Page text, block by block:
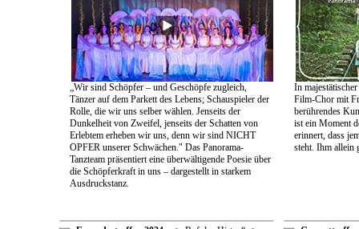
„Wir sind Schöpfer – und Geschöpfe zugleich,
Tänzer auf dem Parkett des Lebens; Schauspieler der
Rolle, die wir uns selber wählen. Jenseits der
Dunkelheit von Zweifel, jenseits der Schatten von
Erlebtem erheben wir uns, denn wir sind NICHT
OPFER unserer Schwächen." Das Panorama-
Tanzteam präsentiert eine überwältigende Poesie über
die Schöpferkraft in uns – dargestellt in starkem
Ausdruckstanz.
In
Film-Chor mit
berührendes
ist ein Moment
erinnert, dass
steht. Ihm allein